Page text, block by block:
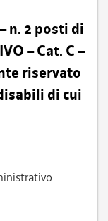
n. 2 posti di
– Cat. C –
riservato
di cui